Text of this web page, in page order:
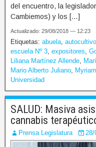
del encuentro, la
Cambiemos) y los […]
Actualizado: 29/08/2018 — 12:23
Etiquetas: abuela autocultivo
escuela Nº 3 expositores
Liliana Martínez Allende
Mario Alberto Juliano
Universidad
SALUD: Masiva
cannabis
Prensa Legislatura 28/